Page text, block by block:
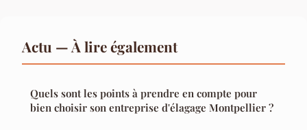
Actu — À lire également
Quels sont les points à prendre en compte pour
bien choisir son entreprise d'élagage Montpellier ?